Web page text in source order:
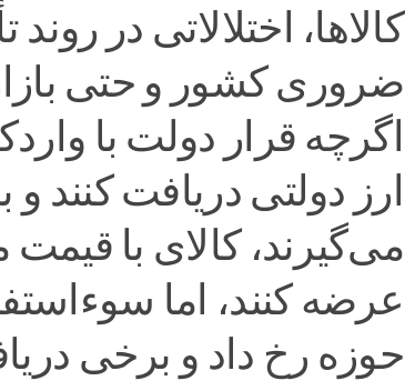
کالاها، اختلالاتی در روند
ضروری کشور و حتی
اگرچه قرار دولت با
ارز دولتی دریافت کنند و
می‌گیرند، کالای با قیمت
عرضه کنند، اما
حوزه رخ داد و برخی